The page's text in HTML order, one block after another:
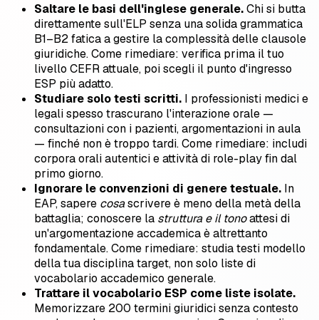
Saltare le basi dell'inglese generale.Chi si butta
direttamente sull'ELP senza una solida grammatica
B1–B2 fatica a gestire la complessità delle clausole
giuridiche. Come rimediare: verifica prima il tuo
livello CEFR attuale, poi scegli il punto d'ingresso
ESP più adatto.
Studiare solo testi scritti. I professionisti medici e
legali spesso trascurano l'interazione orale —
consultazioni con i pazienti, argomentazioni in aula
— finché non è troppo tardi. Come rimediare: includi
corpora orali autentici e attività di role-play fin dal
primo giorno.
Ignorare le convenzioni di genere testuale. In
EAP, sapere cosascrivere è meno della metà della
battaglia; conoscere la struttura e il tonoattesi di
un'argomentazione accademica è altrettanto
fondamentale. Come rimediare: studia testi modello
della tua disciplina target, non solo liste di
vocabolario accademico generale.
Trattare il vocabolario ESP come liste isolate.
Memorizzare 200 termini giuridici senza contesto